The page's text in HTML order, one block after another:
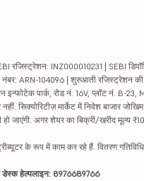
INZ000010231 | SEBI
ARN-104096 | शुरुआती रजिस्ट्रेशन
पार्क, रोड नं. 16V, प्लॉट नं. B-23,
सिक्योरिटीज़ मार्केट में निवेश बाजार
हो जाएंगी. अगर शेयर का बिक्री/खरीद
के रूप में काम कर रहे हैं. वितरण
हेल्पलाइन: 8976689766